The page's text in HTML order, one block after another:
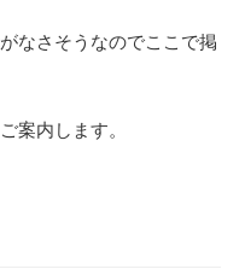
なさそうなのでここで掲
案内します。